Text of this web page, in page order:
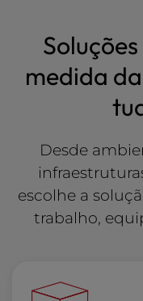
medida
Desde
escolhe a
trabalho,